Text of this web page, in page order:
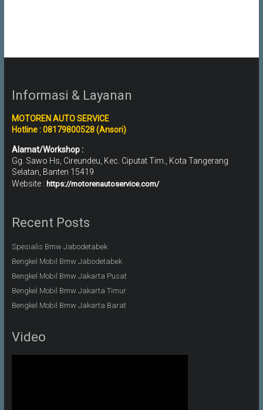
Informasi & Layanan
MOTOREN AUTO SERVICE
Hotline : 08179800528 (Ansori)
Alamat/Workshop :
Gg. Sawo Hs, Cireundeu, Kec. Ciputat Tim., Kota Tangerang
Selatan, Banten 15419
Website : https://motorenautoservice.com/
Recent Posts
Spesialis Bmw Jabodetabek
Bengkel Mobil Bmw Jabodetabek
Bengkel Mobil Bmw Jakarta Pusat
Bengkel Mobil Bmw Jakarta Timur
Bengkel Mobil Bmw Jakarta Barat
Video